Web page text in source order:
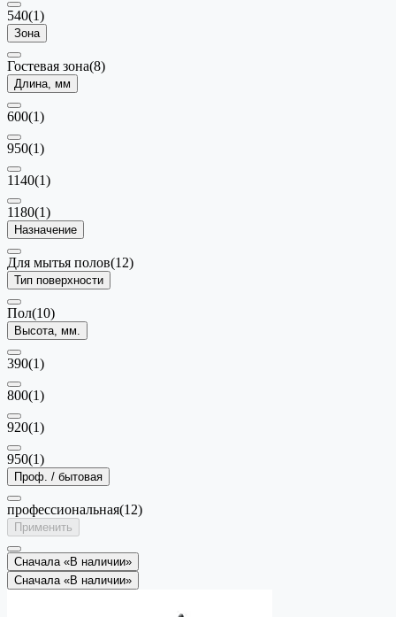
540(1)
Зона
Гостевая зона(8)
Длина, мм
600(1)
950(1)
1140(1)
1180(1)
Назначение
Для мытья полов(12)
Тип поверхности
Пол(10)
Высота, мм.
390(1)
800(1)
920(1)
950(1)
Проф. / бытовая
профессиональная(12)
Применить
Сначала «В наличии»
Сначала «В наличии»